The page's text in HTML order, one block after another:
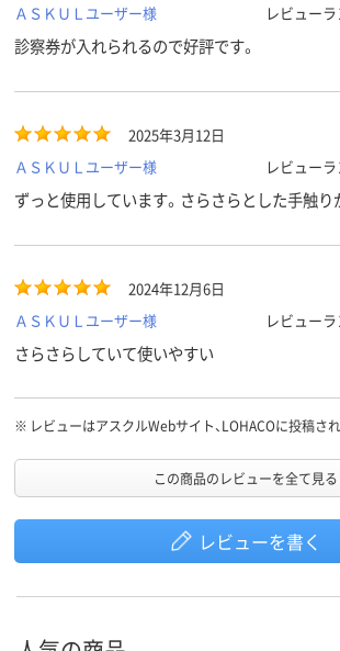
ＡＳＫＵＬユーザー様
レビュー
診察券が入れられるので好評です。
2025年3月12日
ＡＳＫＵＬユーザー様
レビュー
ずっと使用しています。さらさらとした手触り
2024年12月6日
ＡＳＫＵＬユーザー様
レビュー
さらさらしていて使いやすい
※ レビューはアスクルWebサイト、LOHACOに投稿さ
この商品のレビューを全て見る
レビューを書く